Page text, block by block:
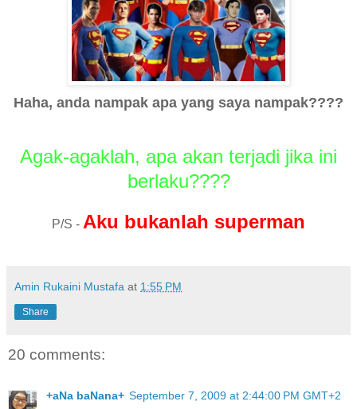
Haha, anda nampak apa yang saya nampak????
Agak-agaklah, apa akan terjadi jika ini
berlaku????
P/S - Aku bukanlah superman
Amin Rukaini Mustafa at 1:55 PM
Share
20 comments:
+aNa baNana+ September 7, 2009 at 2:44:00 PM GMT+2